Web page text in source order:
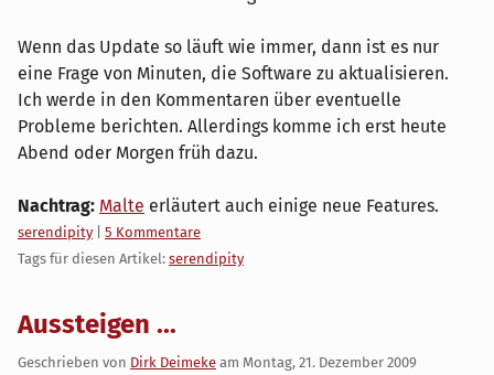
Wenn das Update so läuft wie immer, dann ist es nur
eine Frage von Minuten, die Software zu aktualisieren.
Ich werde in den Kommentaren über eventuelle
Probleme berichten. Allerdings komme ich erst heute
Abend oder Morgen früh dazu.
Nachtrag: Malte erläutert auch einige neue Features.
Kategorien:
serendipity| 5 Kommentare
Tags für diesen Artikel: serendipity
Aussteigen ...
Geschrieben von Dirk Deimeke am Montag, 21. Dezember 2009